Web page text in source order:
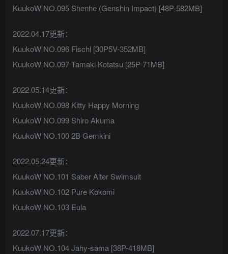
KuukoW NO.095 Shenhe (Genshin Impact) [48P-582MB]
2022.04.17更新：
KuukoW NO.096 Fischl [30P5V-352MB]
KuukoW NO.097 Tamaki Kotatsu [25P-71MB]
2022.05.14更新：
KuukoW NO.098 Kitty Happy Morning
KuukoW NO.099 Shiro Akuma
KuukoW NO.100 2B Gemkini
2022.05.24更新：
KuukoW NO.101 Saber Alter Swimsuit
KuukoW NO.102 Pure Kokomi
KuukoW NO.103 Eula
2022.07.17更新：
KuukoW NO.104 Jahy-sama [38P-418MB]